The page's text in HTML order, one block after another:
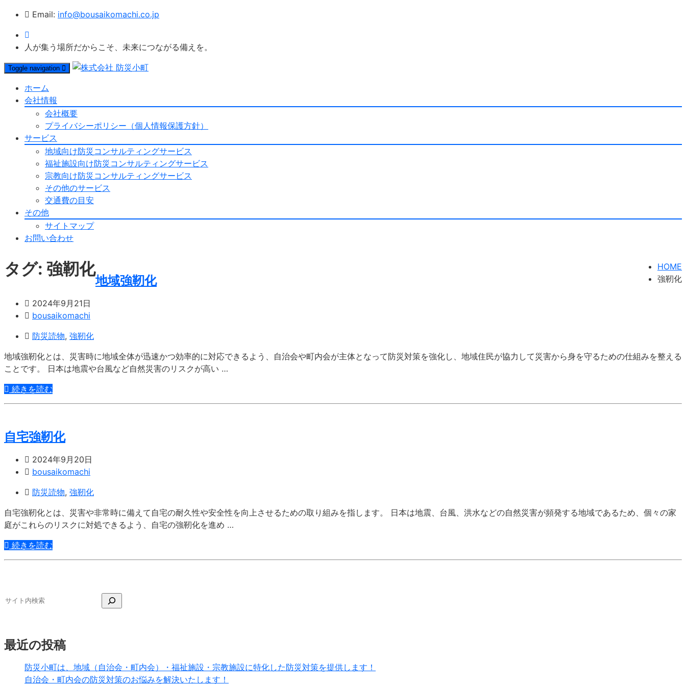
Email: info@bousaikomachi.co.jp
人が集う場所だからこそ、未来につながる備えを。
Toggle navigation
ホーム
会社情報
会社概要
プライバシーポリシー（個人情報保護方針）
サービス
地域向け防災コンサルティングサービス
福祉施設向け防災コンサルティングサービス
宗教向け防災コンサルティングサービス
その他のサービス
交通費の目安
その他
サイトマップ
お問い合わせ
タグ: 強靭化
HOME
強靭化
地域強靭化
2024年9月21日
bousaikomachi
防災読物, 強靭化
地域強靭化とは、災害時に地域全体が迅速かつ効率的に対応できるよう、自治会や町内会が主体となって防災対策を強化し、地域住民が協力して災害から身を守るための仕組みを整える
ことです。 日本は地震や台風など自然災害のリスクが高い …
続きを読む
自宅強靭化
2024年9月20日
bousaikomachi
防災読物, 強靭化
自宅強靭化とは、災害や非常時に備えて自宅の耐久性や安全性を向上させるための取り組みを指します。 日本は地震、台風、洪水などの自然災害が頻発する地域であるため、個々の家
庭がこれらのリスクに対処できるよう、自宅の強靭化を進め …
続きを読む
最近の投稿
防災小町は、地域（自治会・町内会）・福祉施設・宗教施設に特化した防災対策を提供します！
自治会・町内会の防災対策のお悩みを解決いたします！